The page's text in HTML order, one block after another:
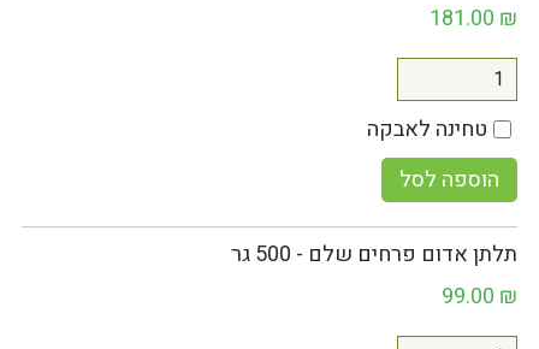
181.00 ₪
טחינה לאבקה
הוספה לסל
תלתן אדום פרחים שלם - 500 גר
99.00 ₪